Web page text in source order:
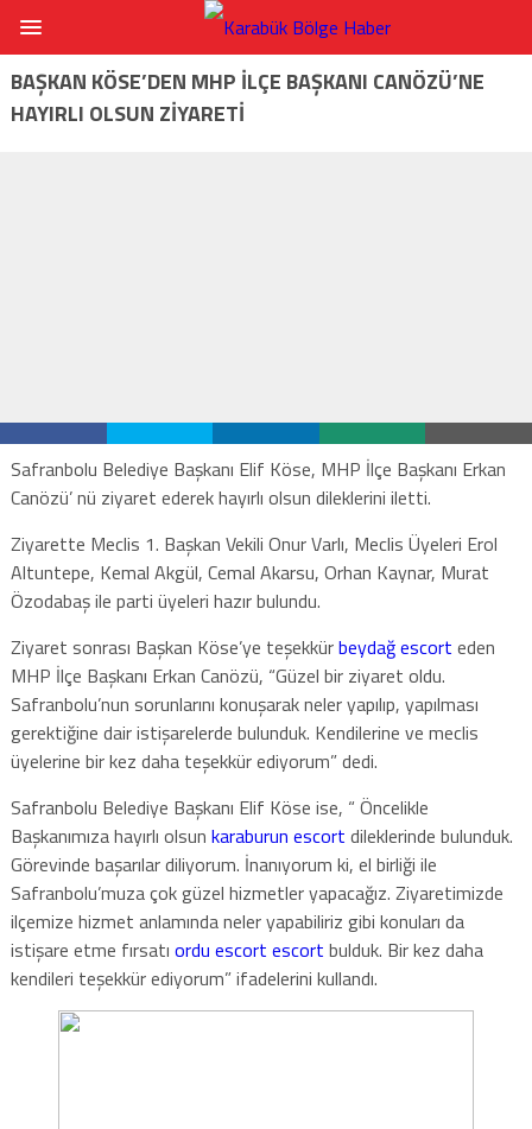
BAŞKAN KÖSE’DEN MHP İLÇE BAŞKANI CANÖZÜ’NE
HAYIRLI OLSUN ZİYARETİ
Safranbolu Belediye Başkanı Elif Köse, MHP İlçe Başkanı Erkan
Canözü’ nü ziyaret ederek hayırlı olsun dileklerini iletti.
Ziyarette Meclis 1. Başkan Vekili Onur Varlı, Meclis Üyeleri Erol
Altuntepe, Kemal Akgül, Cemal Akarsu, Orhan Kaynar, Murat
Özodabaş ile parti üyeleri hazır bulundu.
Ziyaret sonrası Başkan Köse’ye teşekkürbeydağ escort eden
MHP İlçe Başkanı Erkan Canözü, “Güzel bir ziyaret oldu.
Safranbolu’nun sorunlarını konuşarak neler yapılıp, yapılması
gerektiğine dair istişarelerde bulunduk. Kendilerine ve meclis
üyelerine bir kez daha teşekkür ediyorum” dedi.
Safranbolu Belediye Başkanı Elif Köse ise, “ Öncelikle
Başkanımıza hayırlı olsun karaburun escort dileklerinde bulunduk.
Görevinde başarılar diliyorum. İnanıyorum ki, el birliği ile
Safranbolu’muza çok güzel hizmetler yapacağız. Ziyaretimizde
ilçemize hizmet anlamında neler yapabiliriz gibi konuları da
istişare etme fırsatı ordu escort escort bulduk. Bir kez daha
kendileri teşekkür ediyorum” ifadelerini kullandı.